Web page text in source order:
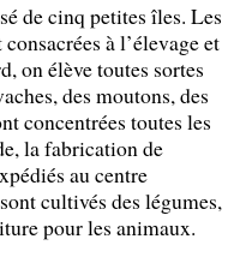
de cinq petites îles. Les
à l’élevage et
on élève toutes sortes
des moutons, des
concentrées toutes les
la fabrication de
au centre
cultivés des légumes,
pour les animaux.